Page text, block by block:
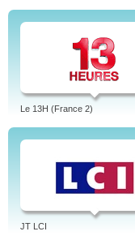
Le 13H (France 2)
JT LCI